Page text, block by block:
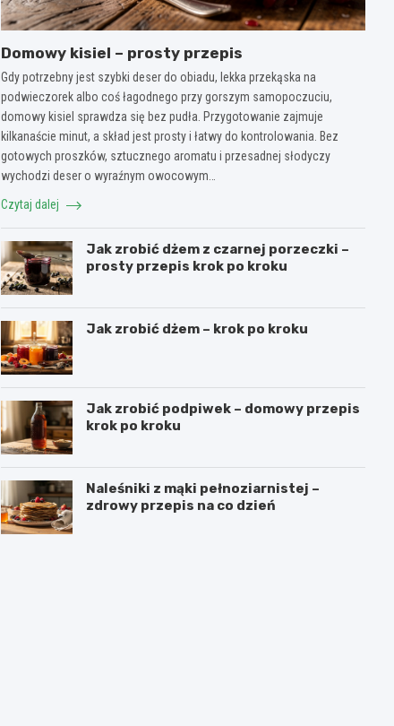
Domowy kisiel – prosty przepis
Gdy potrzebny jest szybki deser do obiadu, lekka przekąska na
podwieczorek albo coś łagodnego przy gorszym samopoczuciu,
domowy kisiel sprawdza się bez pudła. Przygotowanie zajmuje
kilkanaście minut, a skład jest prosty i łatwy do kontrolowania. Bez
gotowych proszków, sztucznego aromatu i przesadnej słodyczy
wychodzi deser o wyraźnym owocowym…
Czytaj dalej
Jak zrobić dżem z czarnej porzeczki –
prosty przepis krok po kroku
Jak zrobić dżem – krok po kroku
Jak zrobić podpiwek – domowy przepis
krok po kroku
Naleśniki z mąki pełnoziarnistej –
zdrowy przepis na co dzień